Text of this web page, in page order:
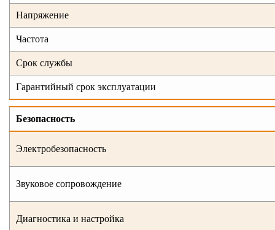
Напряжение
Частота
Срок службы
Гарантийный срок эксплуатации
Безопасность
Электробезопасность
Звуковое сопровождение
Диагностика и настройка